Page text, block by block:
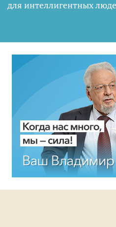
для интеллигентных